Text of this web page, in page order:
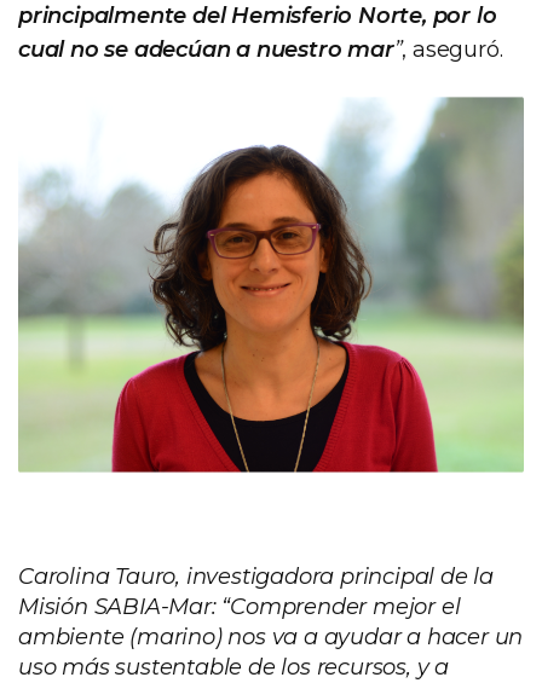
principalmente del Hemisferio Norte, por lo
cual no se adecúan a nuestro mar”, aseguró.
Carolina Tauro, investigadora principal de la
Misión SABIA-Mar: “Comprender mejor el
ambiente (marino) nos va a ayudar a hacer un
uso más sustentable de los recursos, y a